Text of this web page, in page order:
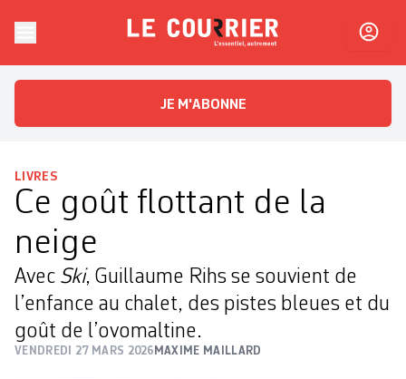
Le CourrierL'essentiel, autrement
JE M'ABONNE
LIVRES
Ce goût flottant de la
neige
Avec Ski, Guillaume Rihs se souvient de
l’enfance au chalet, des pistes bleues et du
goût de l’ovomaltine.
VENDREDI 27 MARS 2026 MAXIME MAILLARD